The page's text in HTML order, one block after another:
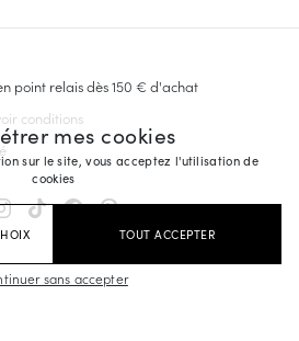
mes cookies
sur le site, vous acceptez l'utilisation de
cookies
TOUT ACCEPTER
sans accepter
point relais dès 150 € d'achat
conditions